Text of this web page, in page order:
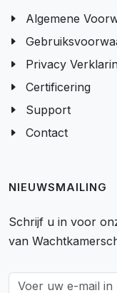
Algemene
Privacy
Certificering
Support
Contact
NIEUWSMAILING
Schrijf u in voor
van